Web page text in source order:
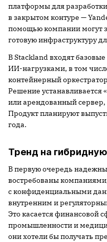
платформы для
в закрытом контуре —
помощью компании могут
готовую инфраструктуру
В Stackland входят
ИИ-нагрузками, в том
контейнерный
Решение устанавливается
или арендованный
Продукт планируют
года.
Тренд на
В первую очередь
востребованы
с конфиденциальными
внутренним и
Это касается финансовой
промышленности и
они хотели бы получать